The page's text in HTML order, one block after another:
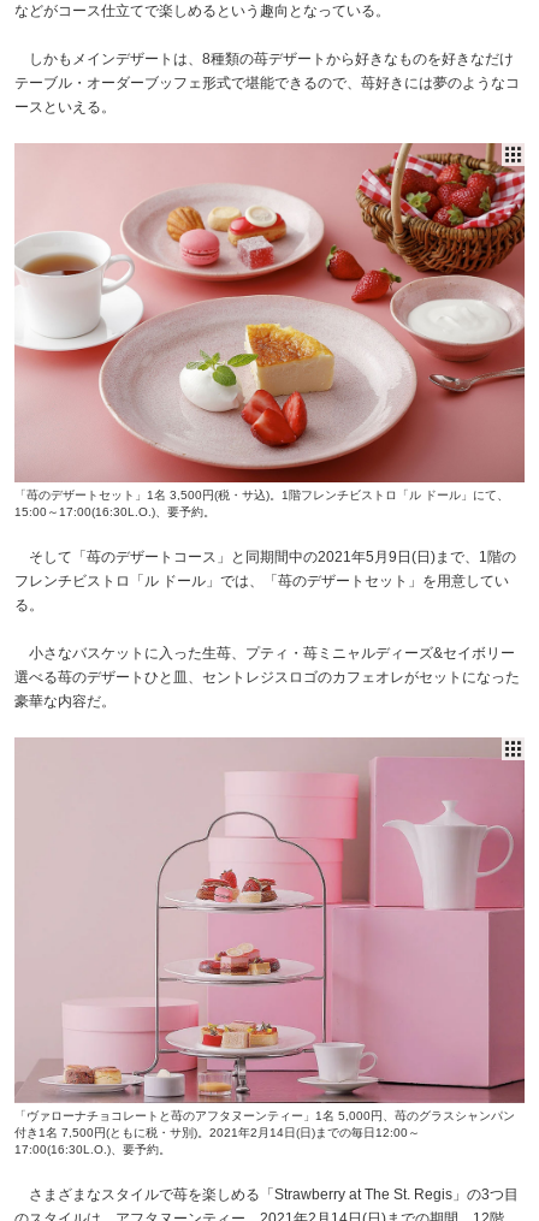
などがコース仕立てで楽しめるという趣向となっている。
しかもメインデザートは、8種類の苺デザートから好きなものを好きなだけ
テーブル・オーダーブッフェ形式で堪能できるので、苺好きには夢のようなコ
ースといえる。
「苺のデザートセット」1名 3,500円(税・サ込)。1階フレンチビストロ「ル ドール」にて、
15:00～17:00(16:30L.O.)、要予約。
そして「苺のデザートコース」と同期間中の2021年5月9日(日)まで、1階の
フレンチビストロ「ル ドール」では、「苺のデザートセット」を用意してい
る。
小さなバスケットに入った生苺、プティ・苺ミニャルディーズ&セイボリー
選べる苺のデザートひと皿、セントレジスロゴのカフェオレがセットになった
豪華な内容だ。
「ヴァローナチョコレートと苺のアフタヌーンティー」1名 5,000円、苺のグラスシャンパン
付き1名 7,500円(ともに税・サ別)。2021年2月14日(日)までの毎日12:00～
17:00(16:30L.O.)、要予約。
さまざまなスタイルで苺を楽しめる「Strawberry at The St. Regis」の3つ目